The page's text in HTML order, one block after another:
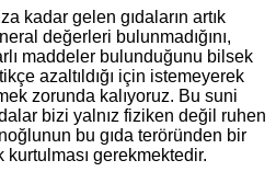
kadar gelen gıdaların artık
değerleri bulunmadığını,
maddeler bulunduğunu bilsek
azaltıldığı için istemeyerek
zorunda kalıyoruz. Bu suni
bizi yalnız fiziken değil ruhen
bu gıda teröründen bir
gerekmektedir.